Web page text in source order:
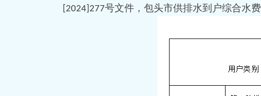
2024 277号文件， 包头市供排水到户综合水费